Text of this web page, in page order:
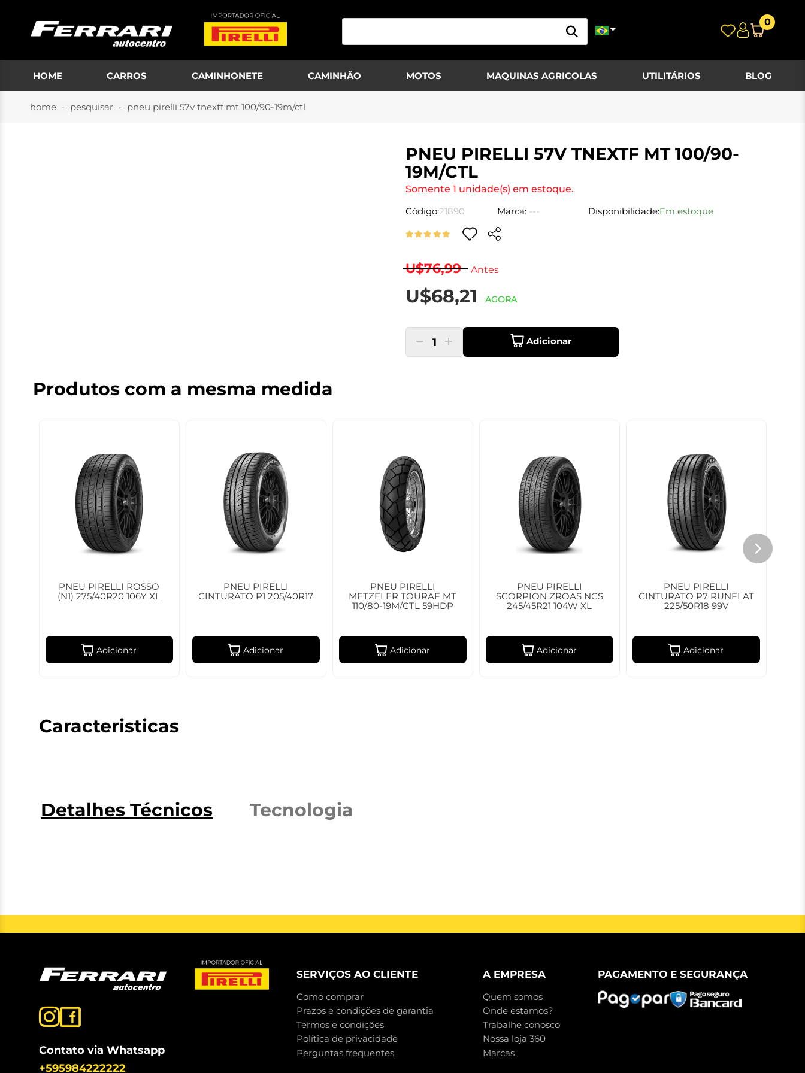
0
HOME CARROS CAMINHONETE CAMINHÃO MOTOS MAQUINAS AGRICOLAS UTILITÁRIOS BLOG
home pesquisar pneu pirelli 57v tnextf mt 100/90-19m/ctl
PNEU PIRELLI 57V TNEXTF MT 100/90-
19M/CTL
Somente 1 unidade(s) em estoque.
Código:21890 Marca:--- Disponibilidade:Em estoque
U$76,99 Antes
U$68,21 AGORA
1 Adicionar
Produtos com a mesma medida
PNEU PIRELLI ROSSO
(N1) 275/40R20 106Y XL
Adicionar
PNEU PIRELLI
CINTURATO P1 205/40R17
Adicionar
PNEU PIRELLI
METZELER TOURAF MT
110/80-19M/CTL 59HDP
Adicionar
PNEU PIRELLI
SCORPION ZROAS NCS
245/45R21 104W XL
Adicionar
PNEU PIRELLI
CINTURATO P7 RUNFLAT
225/50R18 99V
Adicionar
Caracteristicas
Detalhes Técnicos Tecnologia
Contato via Whatsapp
+595984222222
SERVIÇOS AO CLIENTE
Como comprar
Prazos e condições de garantia
Termos e condições
Política de privacidade
Perguntas frequentes
A EMPRESA
Quem somos
Onde estamos?
Trabalhe conosco
Nossa loja 360
Marcas
PAGAMENTO E SEGURANÇA